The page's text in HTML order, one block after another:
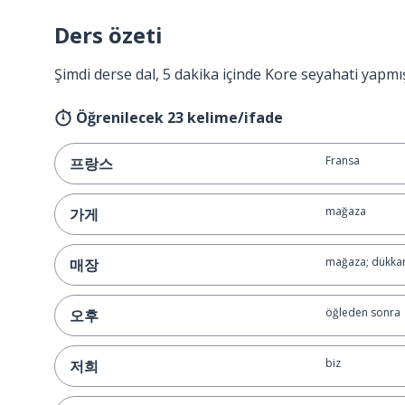
Ders özeti
Şimdi derse dal, 5 dakika içinde Kore seyahati
Öğrenilecek 23 kelime/ifade
프랑스 Fransa
가게 mağaza
매장 mağaza;
오후 öğleden sonra
저희 biz